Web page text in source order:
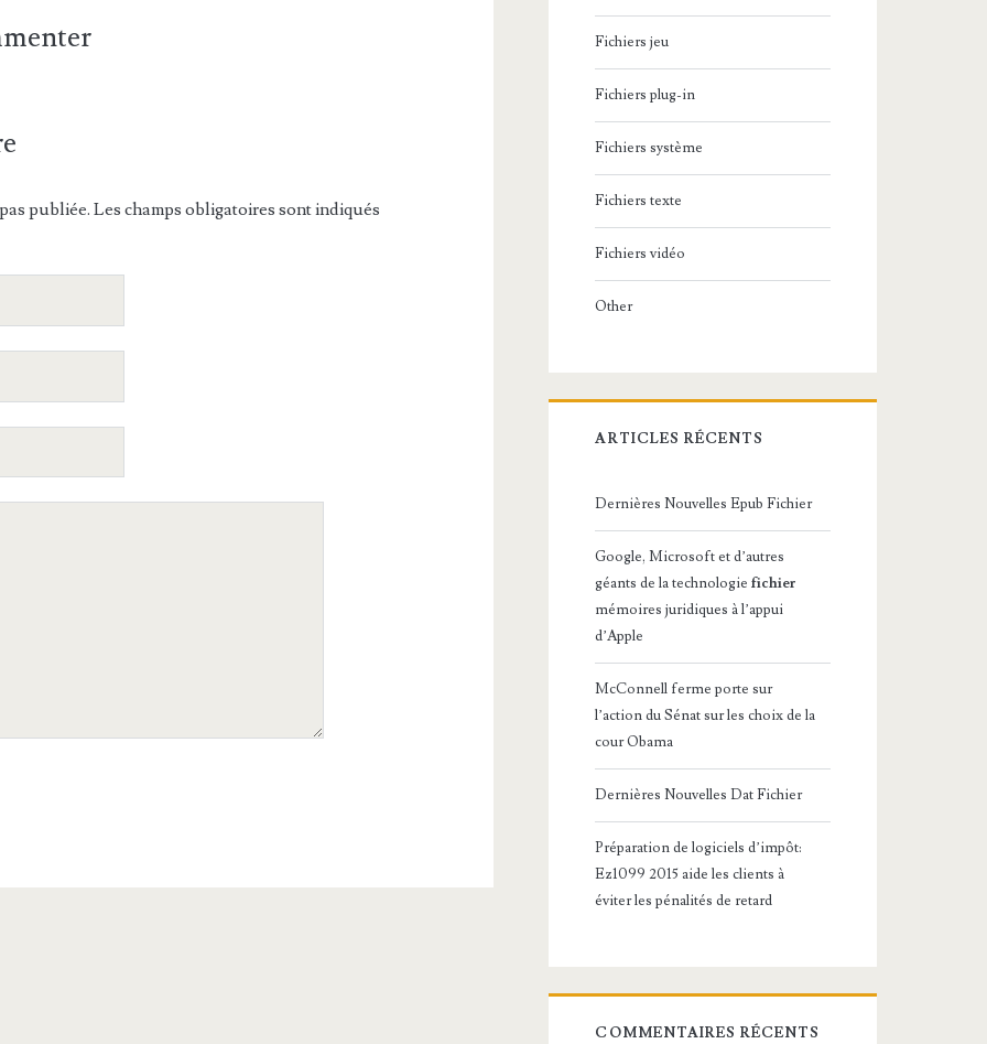
publiée. Les champs obligatoires sont indiqués
Fichiers jeu
Fichiers plug-in
Fichiers système
Fichiers texte
Fichiers vidéo
Other
ARTICLES RÉCENTS
Dernières Nouvelles Epub Fichier
Google, Microsoft et d’autres
géants de la technologiefichier
mémoires juridiques à l’appui
d’Apple
McConnell ferme porte sur
l’action du Sénat sur les choix de la
cour Obama
Dernières Nouvelles Dat Fichier
Préparation de logiciels d’impôt:
Ez1099 2015 aide les clients à
éviter les pénalités de retard
COMMENTAIRES RÉCENTS